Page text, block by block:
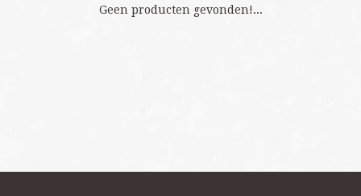
Geen producten gevonden!...